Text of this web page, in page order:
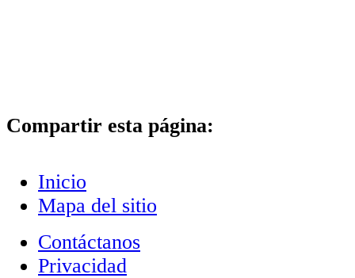
Compartir esta página:
Inicio
Mapa del sitio
Contáctanos
Privacidad